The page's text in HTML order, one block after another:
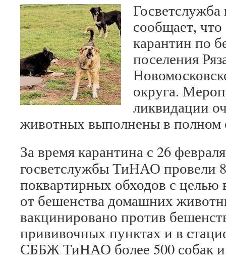
сообщает, что
карантин по
поселения
округа.
ликвидации
животных выполнены в полном
За время карантина с 26
госветслужбы ТиНАО провели
поквартирных обходов с
от бешенства домашних
вакцинировано против
прививочных пунктах и в
СББЖ ТиНАО более 500 собак